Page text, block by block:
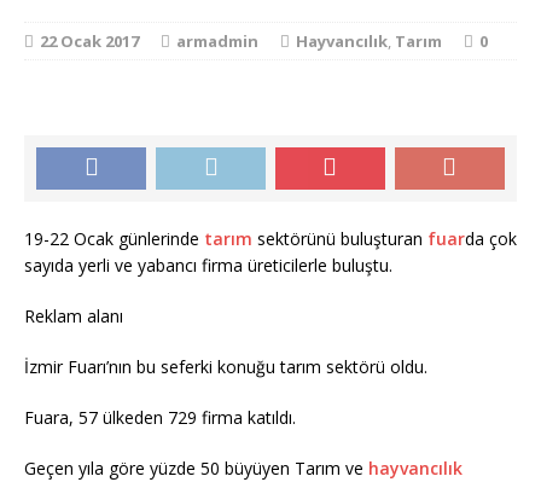
22 Ocak 2017 armadmin Hayvancılık, Tarım 0
19-22 Ocak günlerinde tarım sektörünü buluşturan fuarda çok
sayıda yerli ve yabancı firma üreticilerle buluştu.
Reklam alanı
İzmir Fuarı’nın bu seferki konuğu tarım sektörü oldu.
Fuara, 57 ülkeden 729 firma katıldı.
Geçen yıla göre yüzde 50 büyüyen Tarım ve hayvancılık